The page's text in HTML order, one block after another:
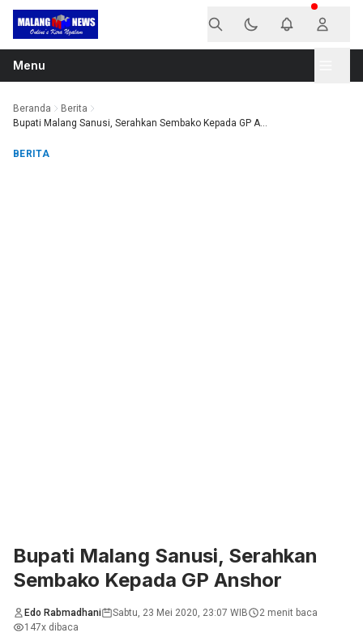
Langsung ke konten
Menu
Beranda
Berita
Bupati Malang Sanusi, Serahkan Sembako Kepada GP A...
BERITA
Bupati Malang Sanusi, Serahkan
Sembako Kepada GP Anshor
Edo Rabmadhani Sabtu, 23 Mei 2020, 23:07 WIB
2 menit baca
147x dibaca